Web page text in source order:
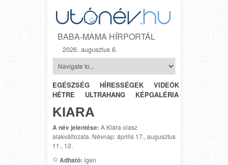
BABA-MAMA HÍRPORTÁL
2026. augusztus 6.
EGÉSZSÉG HÍRESSÉGEK VIDEÓK
HÉTRŐL-
HÉTRE
ULTRAHANG KÉPGALÉRIA
KIARA
A név jelentése: A Klára olasz
alakváltozata. Névnap: április 17., augusztus
11., 12.
Adható: igen